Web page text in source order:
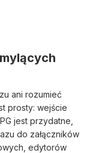
ani rozumieć
prosty: wejście
jest przydatne,
do załączników
edytorów